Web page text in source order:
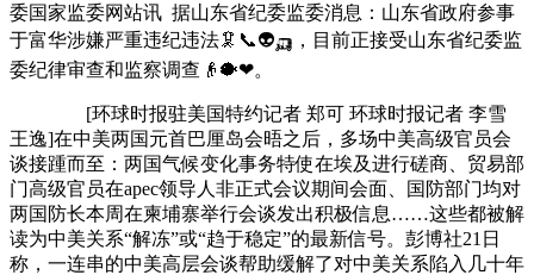
委国家监委网站讯 据山东省纪委监委消息：山东省政府参事
于富华涉嫌严重违纪违法🦑📞👽🛺，目前正接受山东省纪委监
委纪律审查和监察调查👴🐡❤。
[环球时报驻美国特约记者 郑可 环球时报记者 李雪
王逸]在中美两国元首巴厘岛会晤之后，多场中美高级官员会
谈接踵而至：两国气候变化事务特使在埃及进行磋商、贸易部
门高级官员在apec领导人非正式会议期间会面、国防部门均对
两国防长本周在柬埔寨举行会谈发出积极信息……这些都被解
读为中美关系“解冻”或“趋于稳定”的最新信号。彭博社21日
称，一连串的中美高层会谈帮助缓解了对中美关系陷入几十年